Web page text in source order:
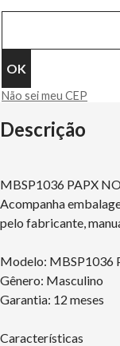
Não sei meu CEP
Descrição
MBSP1036 PAPX
Acompanha
pelo fabricante,
Modelo: MBSP1036
Gênero: Masculino
Garantia: 12 meses
Características